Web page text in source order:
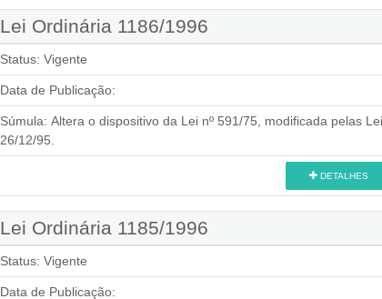
Lei Ordinária 1186/1996
Status: Vigente
Data de Publicação:
Súmula: Altera o dispositivo da Lei nº 591/75, modificada pelas
26/12/95.
DETALHES
Lei Ordinária 1185/1996
Status: Vigente
Data de Publicação: